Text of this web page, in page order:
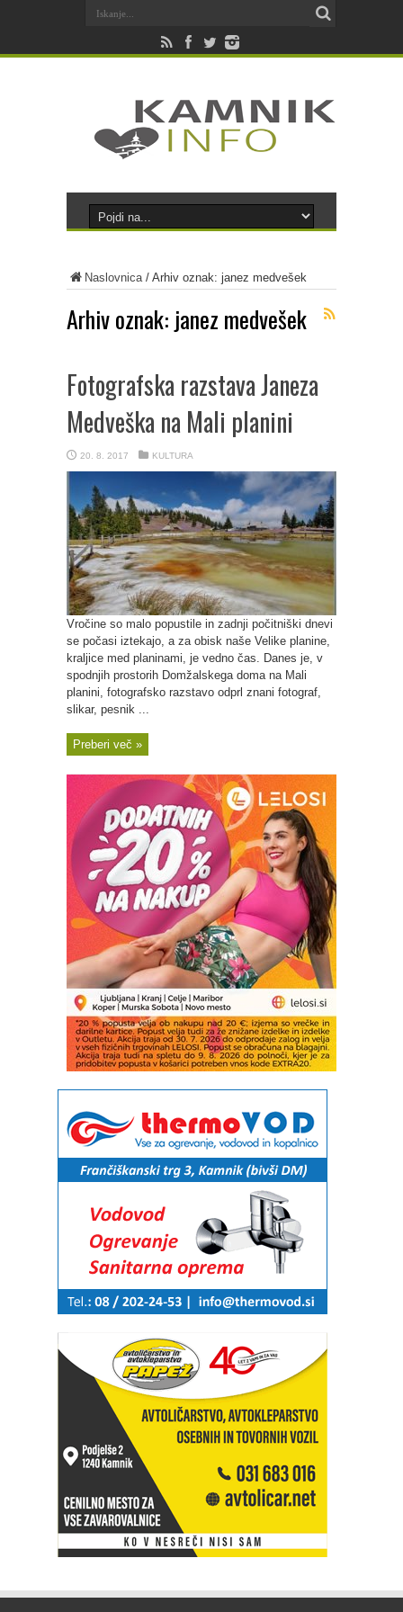
Naslovnica/ Arhiv oznak: janez medvešek
Arhiv oznak: janez medvešek
Fotografska razstava Janeza
Medveška na Mali planini
20. 8. 2017 KULTURA
Vročine so malo popustile in zadnji počitniški dnevi
se počasi iztekajo, a za obisk naše Velike planine,
kraljice med planinami, je vedno čas. Danes je, v
spodnjih prostorih Domžalskega doma na Mali
planini, fotografsko razstavo odprl znani fotograf,
slikar, pesnik ...
Preberi več »